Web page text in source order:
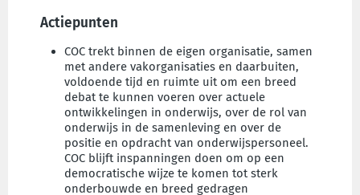
Actiepunten
COC trekt binnen de eigen organisatie, samen
met andere vakorganisaties en daarbuiten,
voldoende tijd en ruimte uit om een breed
debat te kunnen voeren over actuele
ontwikkelingen in onderwijs, over de rol van
onderwijs in de samenleving en over de
positie en opdracht van onderwijspersoneel.
COC blijft inspanningen doen om op een
democratische wijze te komen tot sterk
onderbouwde en breed gedragen